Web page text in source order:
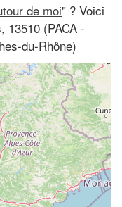
de moi" ? Voici
13510 (PACA -
du-Rhône)